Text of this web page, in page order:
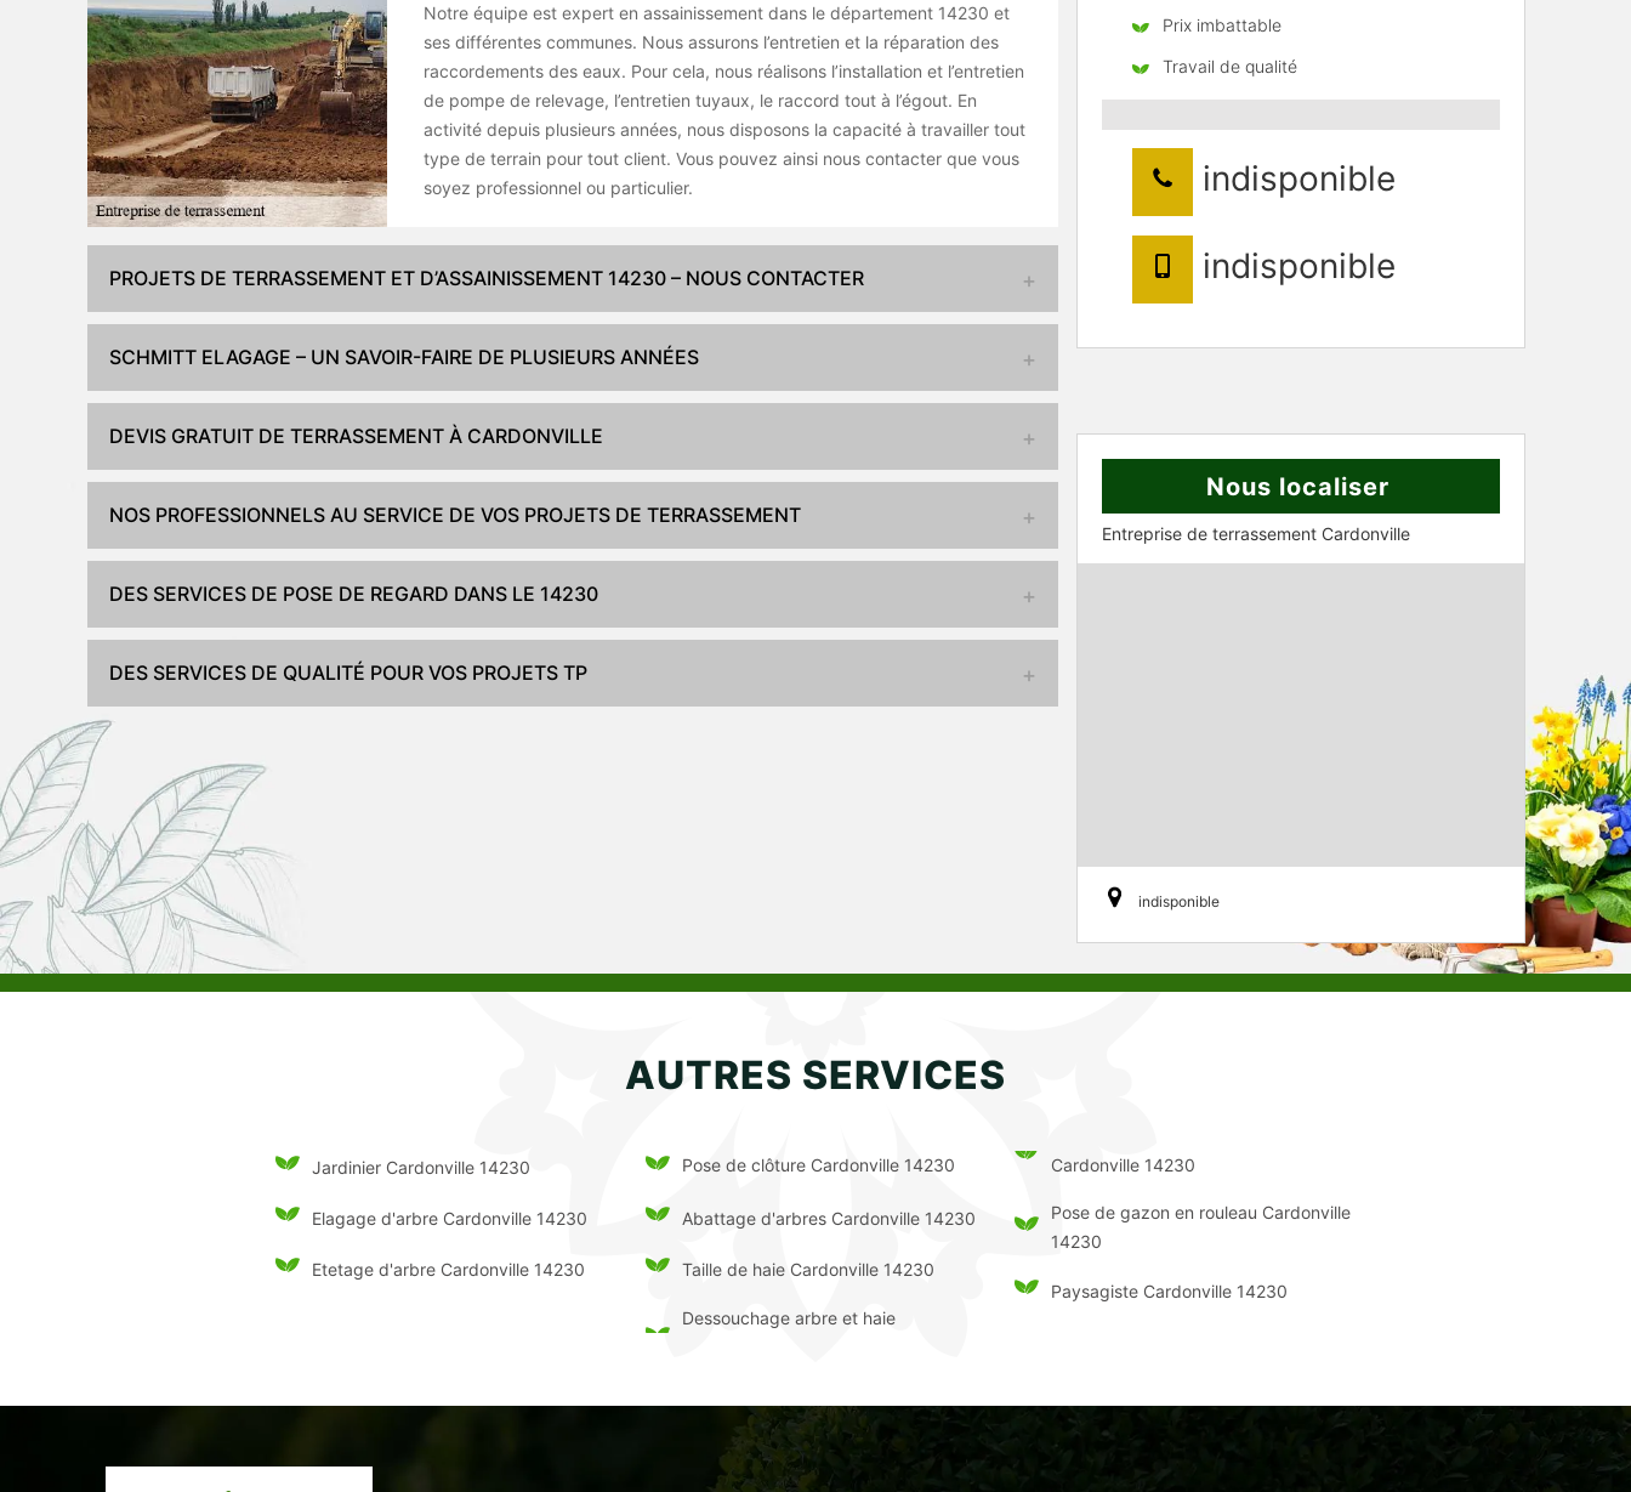
Notre équipe est expert en assainissement dans le département 14230 et
ses différentes communes. Nous assurons l’entretien et la réparation des
raccordements des eaux. Pour cela, nous réalisons l’installation et l’entretien
de pompe de relevage, l’entretien tuyaux, le raccord tout à l’égout. En
activité depuis plusieurs années, nous disposons la capacité à travailler tout
type de terrain pour tout client. Vous pouvez ainsi nous contacter que vous
soyez professionnel ou particulier.
PROJETS DE TERRASSEMENT ET D’ASSAINISSEMENT 14230 – NOUS CONTACTER
SCHMITT ELAGAGE – UN SAVOIR-FAIRE DE PLUSIEURS ANNÉES
DEVIS GRATUIT DE TERRASSEMENT À CARDONVILLE
NOS PROFESSIONNELS AU SERVICE DE VOS PROJETS DE TERRASSEMENT
DES SERVICES DE POSE DE REGARD DANS LE 14230
DES SERVICES DE QUALITÉ POUR VOS PROJETS TP
Prix imbattable
Travail de qualité
indisponible
indisponible
Nous localiser
Entreprise de terrassement Cardonville
indisponible
AUTRES SERVICES
Jardinier Cardonville 14230
Elagage d'arbre Cardonville 14230
Etetage d'arbre Cardonville 14230
Pose de clôture Cardonville 14230
Abattage d'arbres Cardonville 14230
Taille de haie Cardonville 14230
Dessouchage arbre et haie
Cardonville 14230
Pose de gazon en rouleau Cardonville
14230
Paysagiste Cardonville 14230